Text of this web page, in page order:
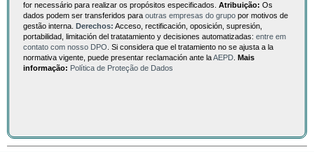
for necessário para realizar os propósitos especificados. Atribuição: Os
dados podem ser transferidos para outras empresas do grupo por motivos de
gestão interna.
Derechos: Acceso, rectificación, oposición, supresión,
portabilidad, limitación del tratatamiento y decisiones automatizadas: entre em
contato com nosso DPO . Si considera que el tratamiento no se ajusta a la
normativa vigente, puede presentar reclamación ante laAEPD
Mais
informação: Política de Proteção de Dados